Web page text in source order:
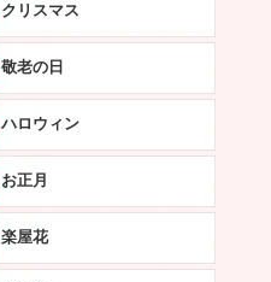
クリスマス
敬老の日
ハロウィン
お正月
楽屋花